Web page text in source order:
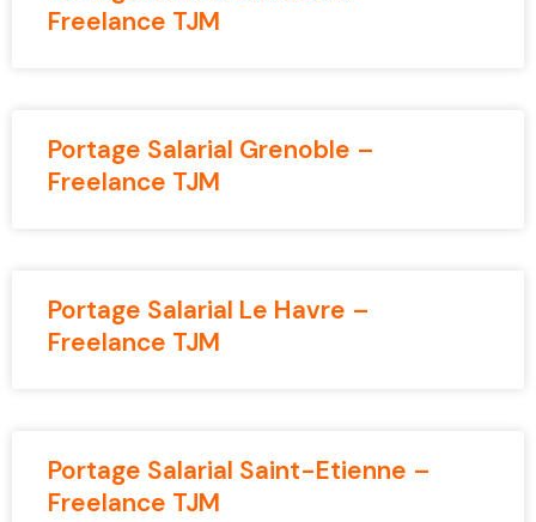
Freelance TJM
Portage Salarial Grenoble –
Freelance TJM
Portage Salarial Le Havre –
Freelance TJM
Portage Salarial Saint-Etienne –
Freelance TJM